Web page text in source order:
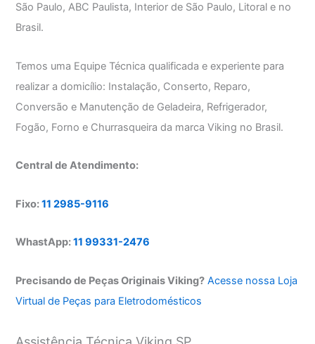
São Paulo, ABC Paulista, Interior de São Paulo, Litoral e no
Brasil.
Temos uma Equipe Técnica qualificada e experiente para
realizar a domicílio: Instalação, Conserto, Reparo,
Conversão e Manutenção de Geladeira, Refrigerador,
Fogão, Forno e Churrasqueira da marca Viking no Brasil.
Central de Atendimento:
Fixo:11 2985-9116
WhastApp:11 99331-2476
Precisando de Peças Originais Viking? Acesse nossa Loja
Virtual de Peças para Eletrodomésticos